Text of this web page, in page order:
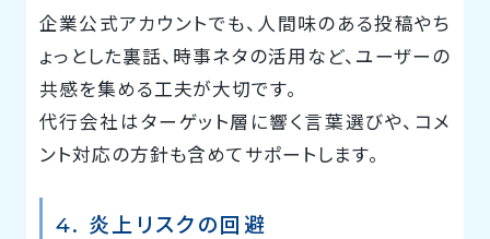
企業公式アカウントでも、人間味のある投稿やち
ょっとした裏話、時事ネタの活用など、ユーザーの
共感を集める工夫が大切です。
代行会社はターゲット層に響く言葉選びや、コメ
ント対応の方針も含めてサポートします。
4. 炎上リスクの回避